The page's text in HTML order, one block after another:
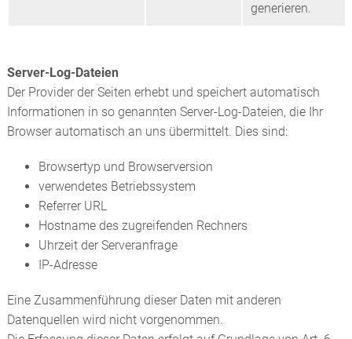
generieren.
Server-Log-Dateien
Der Provider der Seiten erhebt und speichert automatisch
Informationen in so genannten Server-Log-Dateien, die Ihr
Browser automatisch an uns übermittelt. Dies sind:
Browsertyp und Browserversion
verwendetes Betriebssystem
Referrer URL
Hostname des zugreifenden Rechners
Uhrzeit der Serveranfrage
IP-Adresse
Eine Zusammenführung dieser Daten mit anderen
Datenquellen wird nicht vorgenommen.